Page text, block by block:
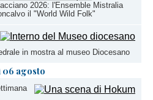
2026: l'Ensemble Mistralia
il "World Wild Folk"
in mostra al museo Diocesano
06 agosto